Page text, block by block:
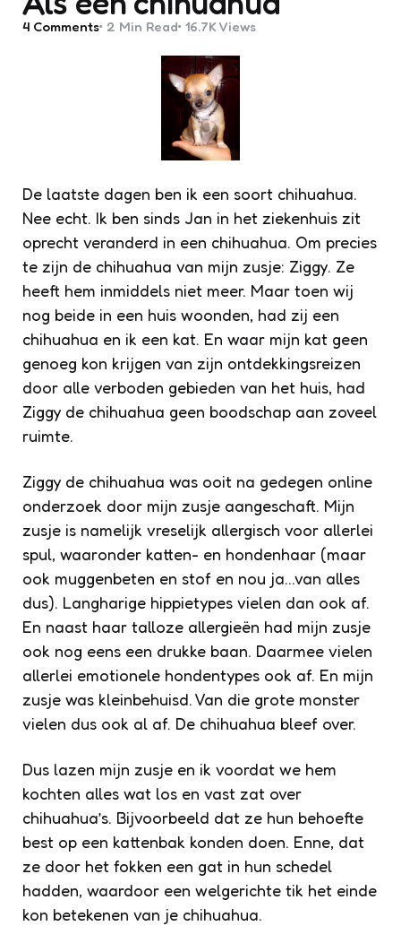
4 Comments 2 Min Read 16.7K Views
De laatste dagen ben ik een soort chihuahua.
Nee echt. Ik ben sinds Jan in het ziekenhuis zit
oprecht veranderd in een chihuahua. Om precies
te zijn de chihuahua van mijn zusje: Ziggy. Ze
heeft hem inmiddels niet meer. Maar toen wij
nog beide in een huis woonden, had zij een
chihuahua en ik een kat. En waar mijn kat geen
genoeg kon krijgen van zijn ontdekkingsreizen
door alle verboden gebieden van het huis, had
Ziggy de chihuahua geen boodschap aan zoveel
ruimte.
Ziggy de chihuahua was ooit na gedegen online
onderzoek door mijn zusje aangeschaft. Mijn
zusje is namelijk vreselijk allergisch voor allerlei
spul, waaronder katten- en hondenhaar (maar
ook muggenbeten en stof en nou ja…van alles
dus). Langharige hippietypes vielen dan ook af.
En naast haar talloze allergieën had mijn zusje
ook nog eens een drukke baan. Daarmee vielen
allerlei emotionele hondentypes ook af. En mijn
zusje was kleinbehuisd. Van die grote monster
vielen dus ook al af. De chihuahua bleef over.
Dus lazen mijn zusje en ik voordat we hem
kochten alles wat los en vast zat over
chihuahua’s. Bijvoorbeeld dat ze hun behoefte
best op een kattenbak konden doen. Enne, dat
ze door het fokken een gat in hun schedel
hadden, waardoor een welgerichte tik het einde
kon betekenen van je chihuahua.